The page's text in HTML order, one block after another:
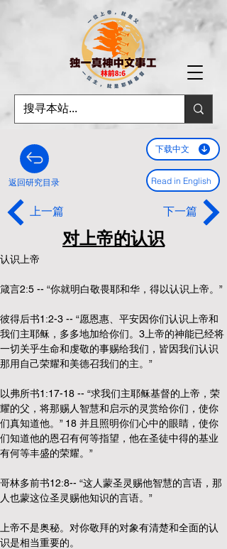
返回研究目录
上一篇
下载中文
Read in English
下一篇
对上帝的认识
认识上帝
箴言2:5 -- “你就明白敬畏耶和华，得以认识上帝。”
彼得后书1:2-3 -- “愿恩惠、平安因你们认识上帝和
我们主耶稣，多多地加给你们。3上帝的神能已经将
一切关乎生命和虔敬的事赐给我们，皆因我们认识
那用自己荣耀和美德召我们的主。”
以弗所书1:17-18 -- “求我们主耶稣基督的上帝，荣
耀的父，将那赐人智慧和启示的灵赏给你们，使你
们真知道他。” 18 并且照明你们心中的眼睛，使你
们知道他的恩召有何等指望，他在圣徒中得的基业
有何等丰盛的荣耀。”
哥林多前书12:8-- “这人蒙圣灵赐他智慧的言语，那
人也蒙这位圣灵赐他知识的言语。”
上帝不是奥秘。对你敬拜的对象有清楚和全面的认
识是相当重要的。